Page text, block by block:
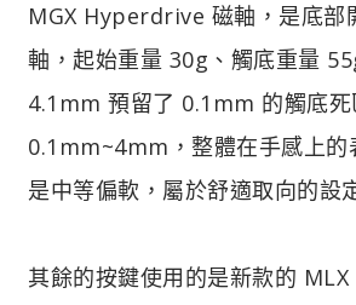
MGX Hyperdrive 磁軸，是底部
軸，起始重量 30g、觸底重量
4.1mm 預留了 0.1mm 的觸底死
0.1mm~4mm，整體在手感上的
是中等偏軟，屬於舒適取向的設
其餘的按鍵使用的是新款的